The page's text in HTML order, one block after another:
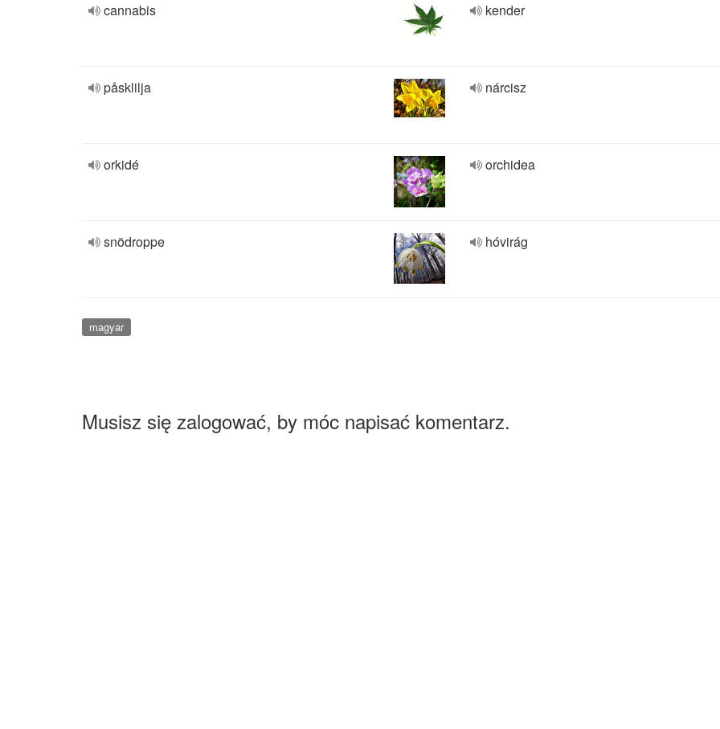
cannabis kender
påsklilja nárcisz
orkidé orchidea
snödroppe hóvirág
magyar
Musisz się zalogować, by móc napisać komentarz.